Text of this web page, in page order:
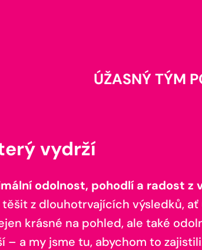
ÚŽASNÝ TÝM
vydrží
odolnost, pohodlí a radost z
z dlouhotrvajících výsledků,
krásné na pohled, ale také
– a my jsme tu, abychom to